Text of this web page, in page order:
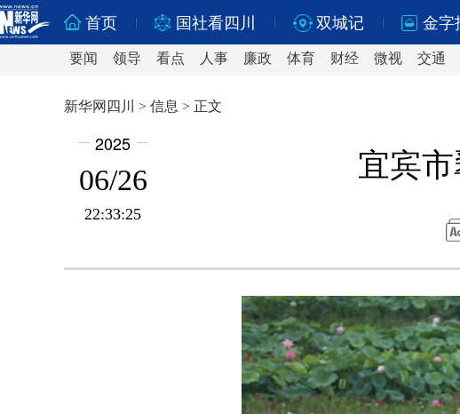
首页 国社看四川 双城记 金字
要闻 领导 看点 人事 廉政 体育 财经 微视 交通
新华网四川 > 信息 > 正文
2025
06/26
22:33:25
宜宾